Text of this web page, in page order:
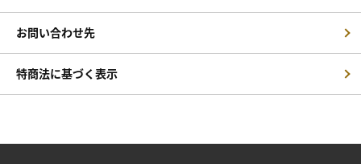
お問い合わせ先
特商法に基づく表示